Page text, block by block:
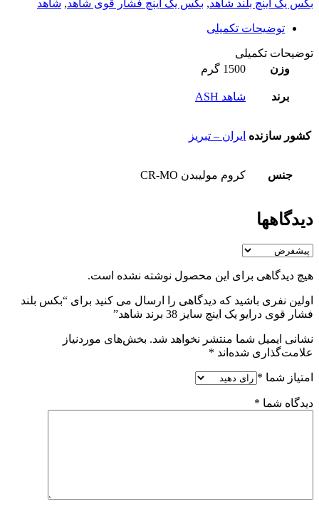
بکس یک اینچ بلند شاهد, بکس یک اینچ فشار قوی شاهد, شاهد
توضیحات تکمیلی
توضیحات تکمیلی
وزن
1500 گرم
برند شاهد ASH
کشور سازنده ایران – تبریز
جنس کروم مولیبدن CR-MO
دیدگاهها
هیچ دیدگاهی برای این محصول نوشته نشده است.
اولین نفری باشید که دیدگاهی را ارسال می کنید برای “بکس بلند
فشار قوی درایو یک اینچ سایز 38 برند شاهد”
نشانی ایمیل شما منتشر نخواهد شد. بخش‌های موردنیاز
علامت‌گذاری شده‌اند *
امتیاز شما *
دیدگاه شما *